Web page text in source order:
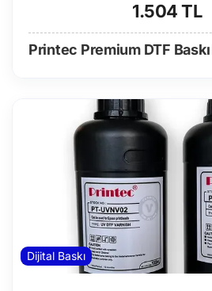
1.504 TL
Printec Premium DTF
Dijital Baskı